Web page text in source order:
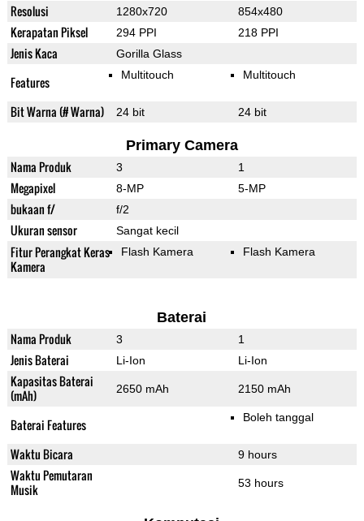
Resolusi 1280x720 854x480
Kerapatan Piksel 294 PPI 218 PPI
Jenis Kaca Gorilla Glass
Features Multitouch Multitouch
Bit Warna (# Warna) 24 bit 24 bit
Primary Camera
Nama Produk 3 1
Megapixel 8-MP 5-MP
bukaan f/ f/2
Ukuran sensor Sangat kecil
Fitur Perangkat Keras
Kamera
Flash Kamera Flash Kamera
Baterai
Nama Produk 3 1
Jenis Baterai Li-Ion Li-Ion
Kapasitas Baterai
(mAh)
2650 mAh 2150 mAh
Baterai Features Boleh tanggal
Waktu Bicara 9 hours
Waktu Pemutaran
Musik
53 hours